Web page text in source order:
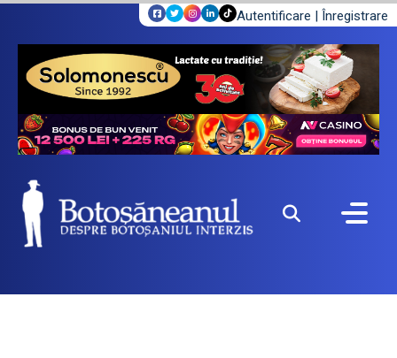
Autentificare | Înregistrare